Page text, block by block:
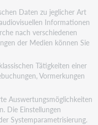
Daten zu jeglicher Art
Informationen
nach verschiedenen
der Medien können Sie
Tätigkeiten einer
Vormerkungen
Auswertungsmöglichkeiten
Die Einstellungen
Systemparametrisierung.